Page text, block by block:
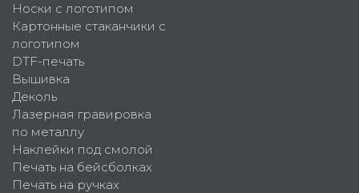
Носки с логотипом
Картонные стаканчики с
логотипом
DTF-печать
Вышивка
Деколь
Лазерная гравировка
по металлу
Наклейки под смолой
Печать на бейсболках
Печать на ручках